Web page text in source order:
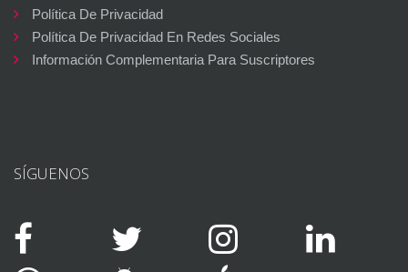
Política De Privacidad
Política De Privacidad En Redes Sociales
Información Complementaria Para Suscriptores
SÍGUENOS